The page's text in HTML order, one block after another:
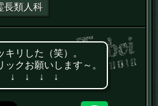
長類人科
キリした（笑）。
ックお願いします～。
↓ ↓ ↓ ↓